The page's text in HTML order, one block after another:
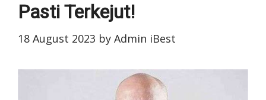
Pasti Terkejut!
18 August 2023 by Admin iBest